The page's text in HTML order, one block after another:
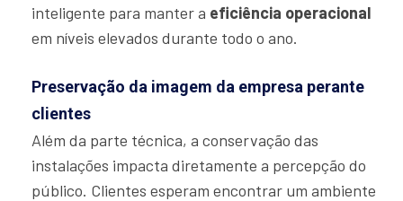
inteligente para manter a eficiência operacional
em níveis elevados durante todo o ano.
Preservação da imagem da empresa perante
clientes
Além da parte técnica, a conservação das
instalações impacta diretamente a percepção do
público. Clientes esperam encontrar um ambiente